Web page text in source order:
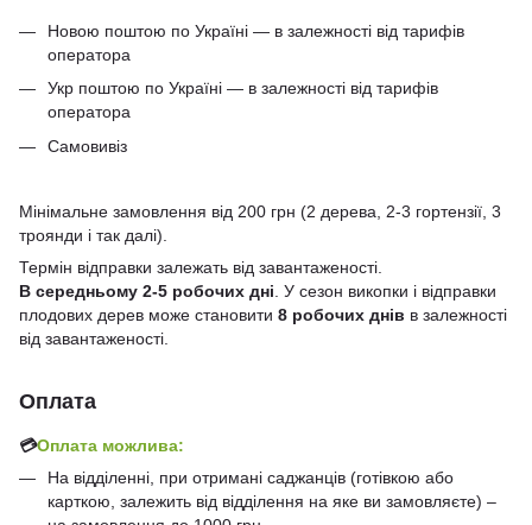
Новою поштою по Україні — в залежності від тарифів
оператора
Укр поштою по Україні — в залежності від тарифів
оператора
Самовивіз
Мінімальне замовлення від 200 грн (2 дерева, 2-3 гортензії, 3
троянди і так далі).
Термін відправки залежать від завантаженості.
В середньому 2-5 робочих дні . У сезон викопки і відправки
плодових дерев може становити 8 робочих днів в залежності
від завантаженості.
Оплата
💳Оплата можлива:
На відділенні, при отримані саджанців (готівкою або
карткою, залежить від відділення на яке ви замовляєте) –